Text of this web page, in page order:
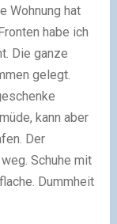
Wohnung hat
habe ich
Die ganze
gelegt.
kann aber
Der
Schuhe mit
Dummheit